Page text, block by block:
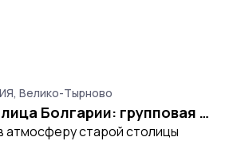
Велико-Тырново
Старая столица Болгарии: групповая экскурсия по Велико Тырново с посещением крепости Царевец
атмосферу старой столицы